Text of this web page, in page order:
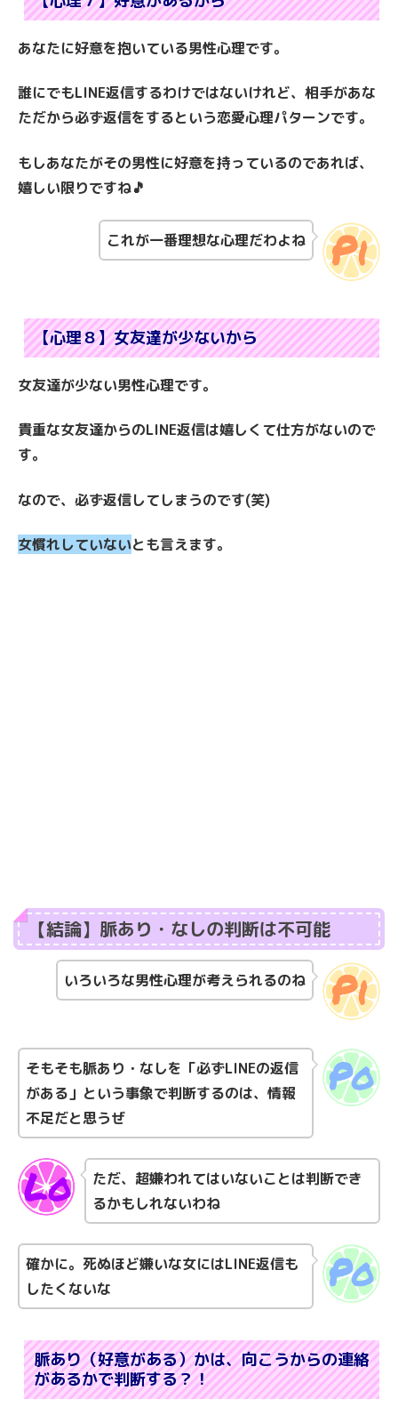
あなたに好意を抱いている男性心理です。
誰にでもLINE返信するわけではないけれど、相手があな
ただから必ず返信をするという恋愛心理パターンです。
もしあなたがその男性に好意を持っているのであれば、
嬉しい限りですね🎵
これが一番理想な心理だわよね
【心理８】女友達が少ないから
女友達が少ない男性心理です。
貴重な女友達からのLINE返信は嬉しくて仕方がないので
す。
なので、必ず返信してしまうのです(笑)
女慣れしていないとも言えます。
【結論】脈あり・なしの判断は不可能
いろいろな男性心理が考えられるのね
そもそも脈あり・なしを「必ずLINEの返信
がある」という事象で判断するのは、情報
不足だと思うぜ
ただ、超嫌われてはいないことは判断でき
るかもしれないわね
確かに。死ぬほど嫌いな女にはLINE返信も
したくないな
脈あり（好意がある）かは、向こうからの連絡
があるかで判断する？！